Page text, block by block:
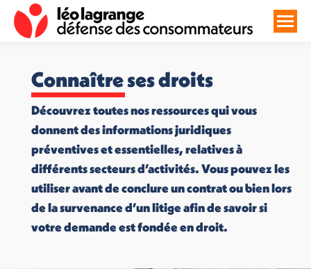
Connaître ses droits
Découvrez toutes nos ressources qui vous
donnent des informations juridiques
préventives et essentielles, relatives à
différents secteurs d’activités. Vous pouvez les
utiliser avant de conclure un contrat ou bien lors
de la survenance d’un litige afin de savoir si
votre demande est fondée en droit.